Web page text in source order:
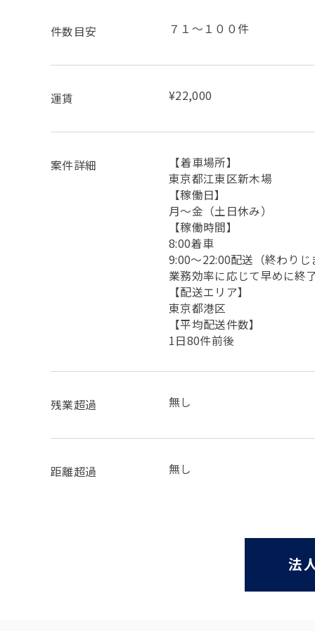
件数目安 ７１～１００件
運賃 ¥22,000
案件詳細
【着車場所】
東京都江東区新木場
【稼働日】
月～金（土日休み）
【稼働時間】
8:00着車
9:00〜22:00配送（終わりじ
業務効率に応じて早めに終
【配送エリア】
東京都港区
【平均配送件数】
1日80件前後
残業超過 無し
距離超過 無し
法